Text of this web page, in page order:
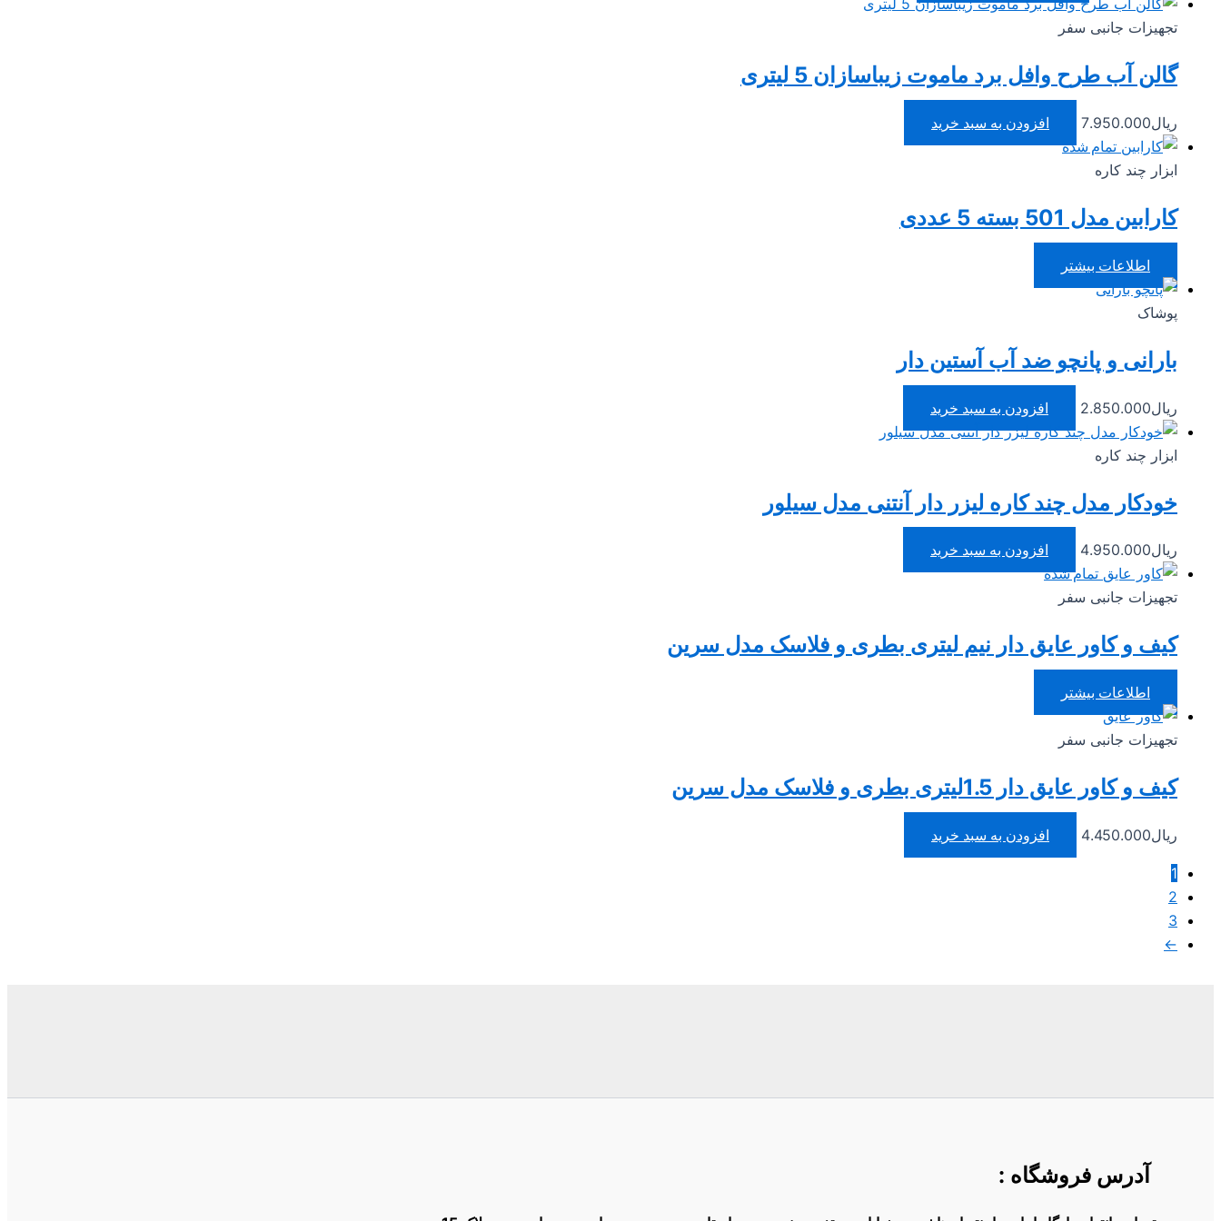
تجهیزات جانبی سفر
گالن آب طرح وافل برد ماموت زیباسازان 5 لیتری
ریال7.950.000
افزودن به سبد خرید
تمام شده
ابزار چند کاره
کارابین مدل 501 بسته 5 عددی
اطلاعات بیشتر
پوشاک
بارانی و پانچو ضد آب آستین دار
ریال2.850.000 افزودن به سبد خرید
ابزار چند کاره
خودکار مدل چند کاره لیزر دار آنتنی مدل سیلور
ریال4.950.000
افزودن به سبد خرید
تمام شده
تجهیزات جانبی سفر
کیف و کاور عایق دار نیم لیتری بطری و فلاسک مدل سرین
اطلاعات بیشتر
تجهیزات جانبی سفر
کیف و کاور عایق دار 1.5لیتری بطری و فلاسک مدل سرین
ریال4.450.000 افزودن به سبد خرید
1
2
3
←
آدرس فروشگاه :